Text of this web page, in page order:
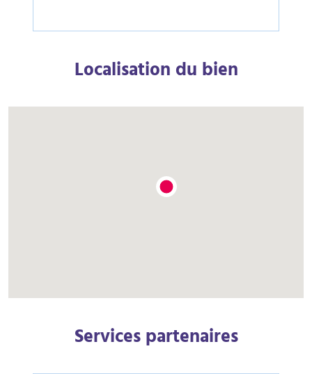
Localisation du bien
Services partenaires